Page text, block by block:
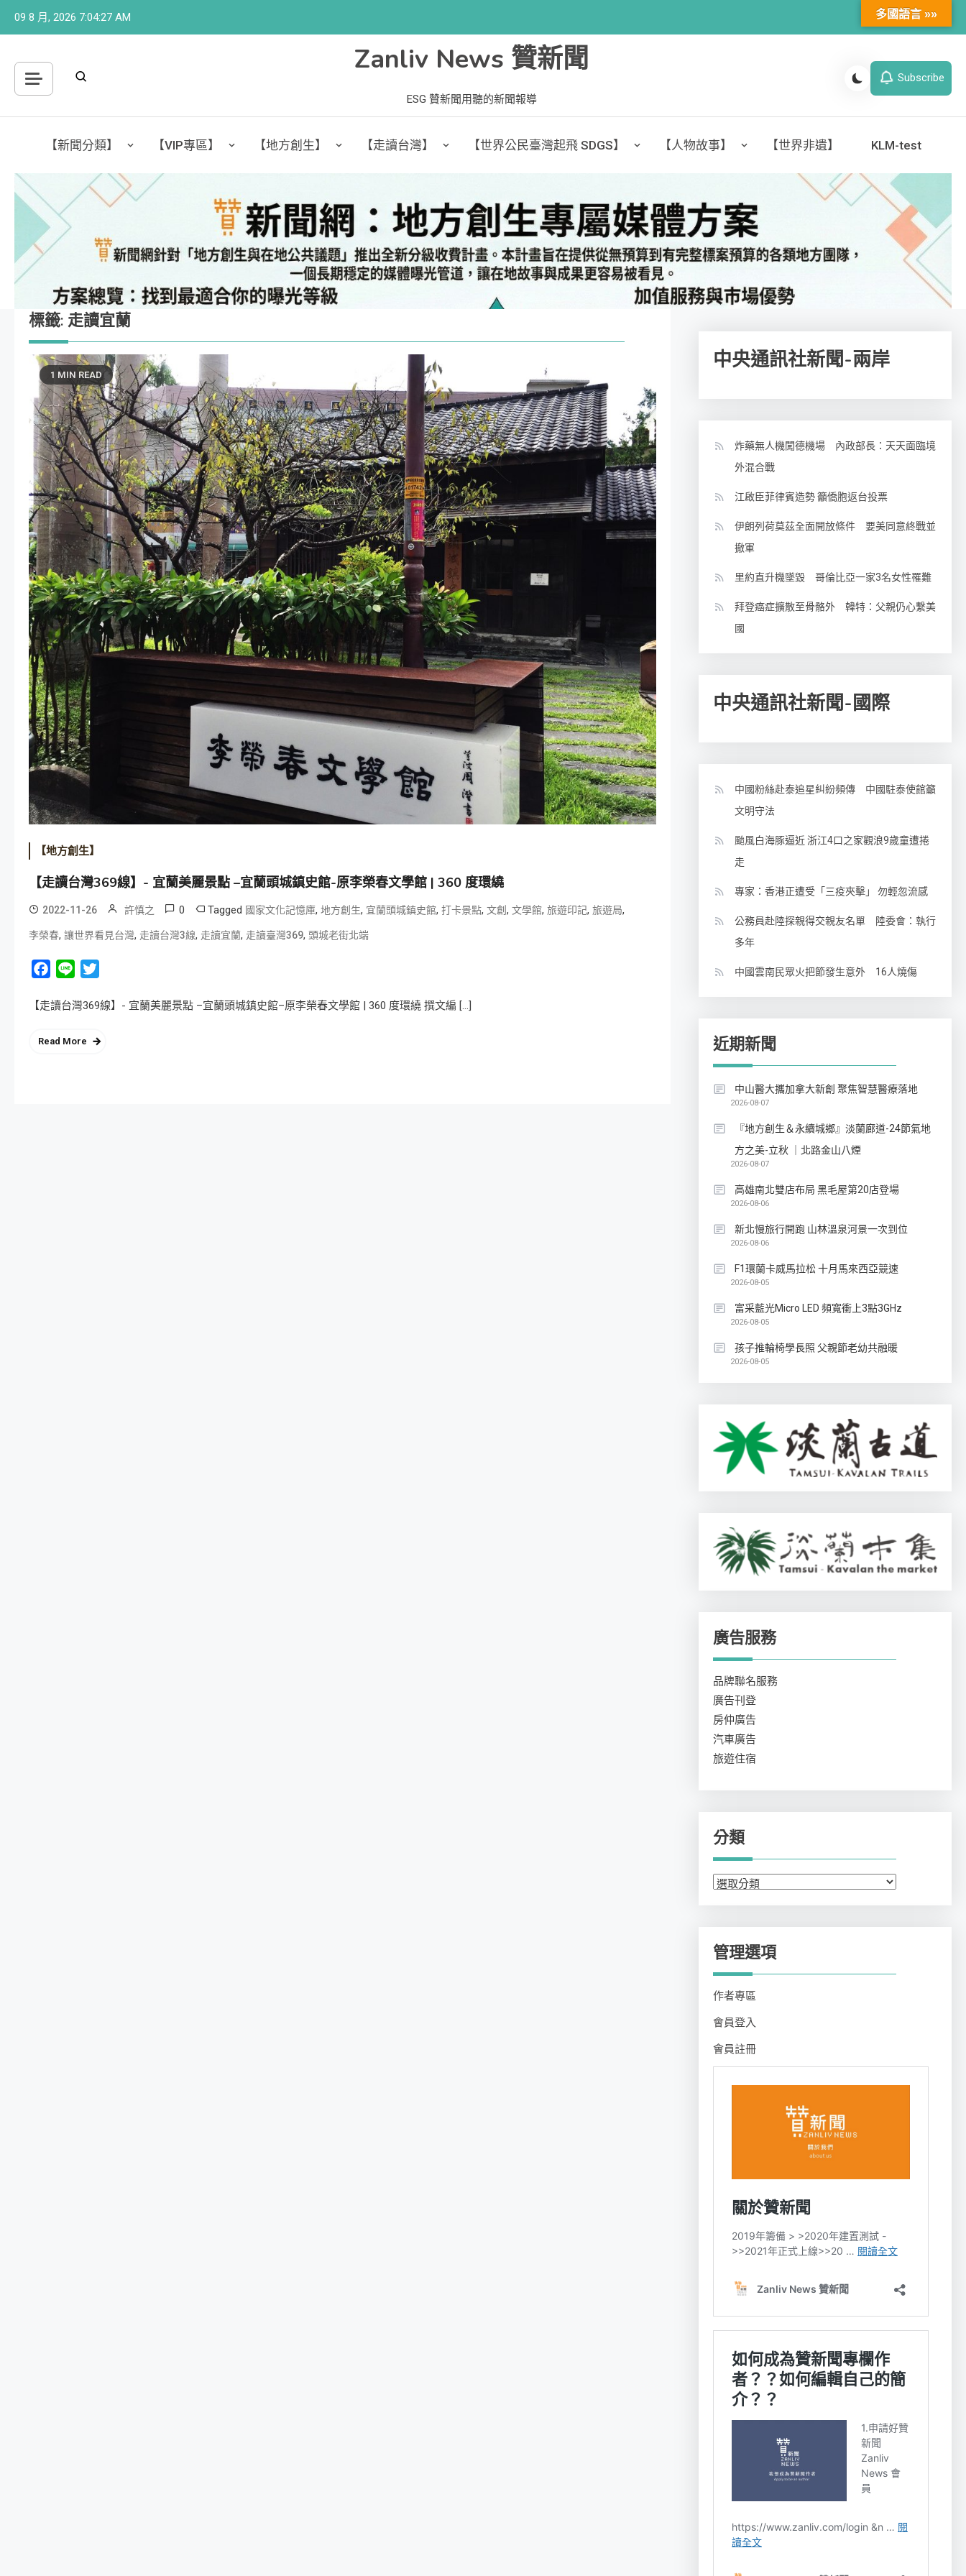
09 8 月, 2026 7:04:28 AM
Zanliv News 贊新聞
ESG 贊新聞用聽的新聞報導
Subscribe
【新聞分類】 【VIP專區】 【地方創生】 【走讀台灣】 【世界公民臺灣起飛 SDGS】 【人物故事】 【世界非遺】 KLM-test
標籤: 走讀宜蘭
1 MIN READ
【地方創生】
【走讀台灣369線】- 宜蘭美麗景點 –宜蘭頭城鎮史館-原李榮春文學館 | 360 度環繞
2022-11-26 許慎之 0 Tagged 國家文化記憶庫, 地方創生, 宜蘭頭城鎮史館, 打卡景點, 文創 , 文學館, 旅遊印記, 旅遊局,
李榮春, 讓世界看見台灣, 走讀台灣3線, 走讀宜蘭, 走讀臺灣369, 頭城老街北端
Facebook
Line
【走讀台灣369線】- 宜蘭美麗景點 –宜蘭頭城鎮史館–原李榮春文學館 | 360 度環繞 撰文編 […]
Read More
中央通訊社新聞-兩岸
炸藥無人機闖德機場 內政部長：天天面臨境
外混合戰
江啟臣菲律賓造勢 籲僑胞返台投票
伊朗列荷莫茲全面開放條件 要美同意終戰並
撤軍
里約直升機墜毀 哥倫比亞一家3名女性罹難
拜登癌症擴散至骨骼外 韓特：父親仍心繫美
國
中央通訊社新聞-國際
中國粉絲赴泰追星糾紛頻傳 中國駐泰使館籲
文明守法
颱風白海豚逼近 浙江4口之家觀浪9歲童遭捲
走
專家：香港正遭受「三疫夾擊」 勿輕忽流感
公務員赴陸探親得交親友名單 陸委會：執行
多年
中國雲南民眾火把節發生意外 16人燒傷
近期新聞
中山醫大攜加拿大新創 聚焦智慧醫療落地
2026-08-07
『地方創生＆永續城鄉』淡蘭廊道-24節氣地
方之美-立秋 ｜北路金山八煙
2026-08-07
高雄南北雙店布局 黑毛屋第20店登場
2026-08-06
新北慢旅行開跑 山林溫泉河景一次到位
2026-08-06
F1環蘭卡威馬拉松 十月馬來西亞競速
2026-08-05
富采藍光Micro LED 頻寬衝上3點3GHz
2026-08-05
孩子推輪椅學長照 父親節老幼共融暖
2026-08-05
廣告服務
品牌聯名服務
廣告刊登
房仲廣告
汽車廣告
旅遊住宿
分類
分
管理選項
作者專區
會員登入
會員註冊
多國語言 »»